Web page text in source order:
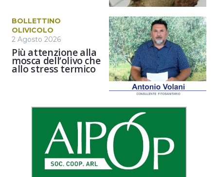
BOLLETTINO
OLIVICOLO
2 Agosto 2026
Più attenzione alla
mosca dell’olivo che
allo stress termico